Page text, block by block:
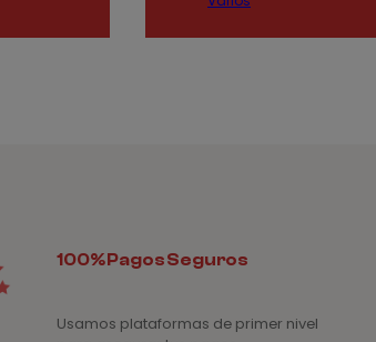
100% Pagos Seguros
Usamos plataformas de primer nivel